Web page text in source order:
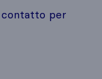
per